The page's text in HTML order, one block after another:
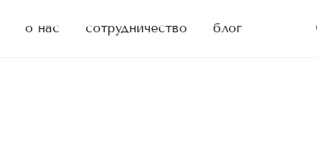
о нас сотрудничество блог